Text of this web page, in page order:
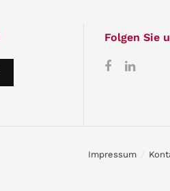
Folgen Sie
Impressum